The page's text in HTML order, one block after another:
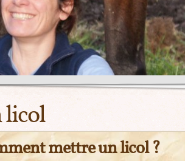
mettre un licol ?